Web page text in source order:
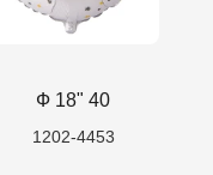
Ф 18" 40
1202-4453